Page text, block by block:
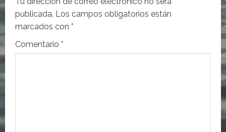
i
ó
n
publicada. Los campos obligatorios están
marcados con *
Comentario *